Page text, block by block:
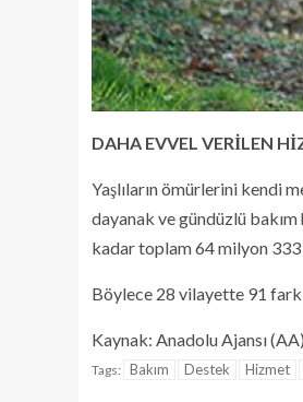
DAHA EVVEL VERİLEN
Yaşlıların ömürlerini kendi
dayanak ve gündüzlü
kadar toplam 64 milyon 333
Böylece 28 vilayette 91
Kaynak: Anadolu Ajansı (AA)
Tags: Bakım Destek Hizmet